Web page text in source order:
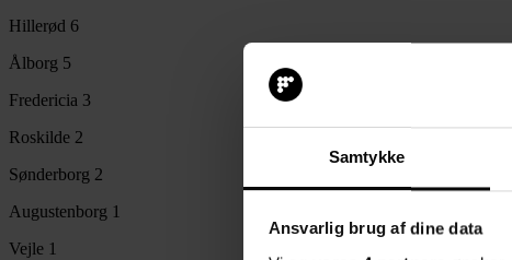
Samtykke
Ansvarlig brug af dine data
Hillerød 6
Ålborg 5
Fredericia 3
Roskilde 2
Sønderborg 2
Augustenborg 1
Vejle 1